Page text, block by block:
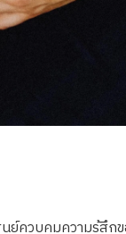
ย์ควบคุมความรู้สึก